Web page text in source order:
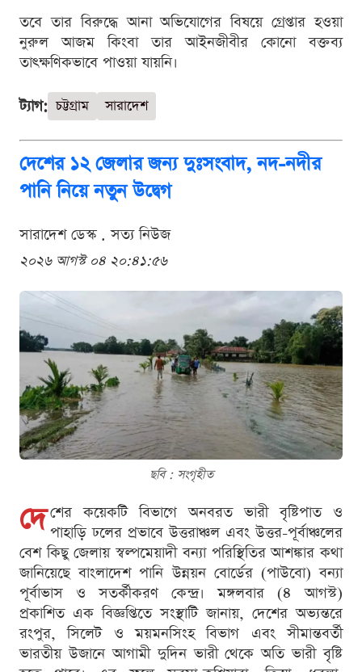
তবে তার বিরুদ্ধে আনা অভিযোগের বিষয়ে গ্রেপ্তার হওয়া
নুরুল আজম কিংবা তার আইনজীবীর কোনো বক্তব্য
তাৎক্ষণিকভাবে পাওয়া যায়নি।
ট্যাগ: চট্টগ্রাম সারাদেশ
দেশের ১২ জেলার জন্য দুঃসংবাদ, নদ-নদীর
পানি নিয়ে নতুন উদ্বেগ
সারাদেশ ডেস্ক . সত্য নিউজ
২০২৬ আগস্ট ০৪ ২০:৪১:৫৬
ছবি : সংগৃহীত
দে শের কয়েকটি বিভাগে অনবরত ভারী বৃষ্টিপাত ও
পাহাড়ি ঢলের প্রভাবে উত্তরাঞ্চল এবং উত্তর-পূর্বাঞ্চলের
বেশ কিছু জেলায় স্বল্পমেয়াদী বন্যা পরিস্থিতির আশঙ্কার কথা
জানিয়েছে বাংলাদেশ পানি উন্নয়ন বোর্ডের (পাউবো) বন্যা
পূর্বাভাস ও সতর্কীকরণ কেন্দ্র। মঙ্গলবার (৪ আগস্ট)
প্রকাশিত এক বিজ্ঞপ্তিতে সংস্থাটি জানায়, দেশের অভ্যন্তরে
রংপুর, সিলেট ও ময়মনসিংহ বিভাগ এবং সীমান্তবর্তী
ভারতীয় উজানে আগামী দুদিন ভারী থেকে অতি ভারী বৃষ্টি